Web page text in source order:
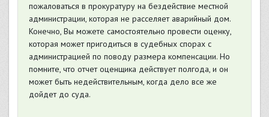
пожаловаться в прокуратуру на бездействие местной
администрации, которая не расселяет аварийный дом.
Конечно, Вы можете самостоятельно провести оценку,
которая может пригодиться в судебных спорах с
администрацией по поводу размера компенсации. Но
помните, что отчет оценщика действует полгода, и он
может быть недействительным, когда дело все же
дойдет до суда.